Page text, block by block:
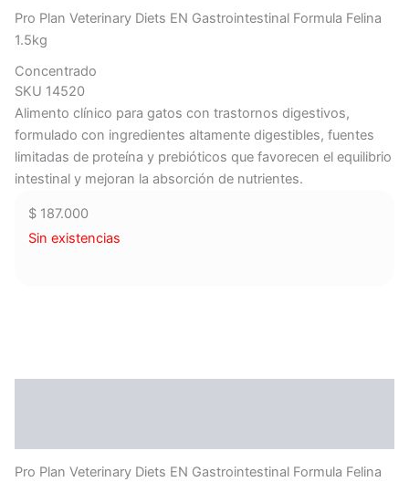
Pro Plan Veterinary Diets EN Gastrointestinal Formula Felina
1.5kg
Concentrado
SKU 14520
Alimento clínico para gatos con trastornos digestivos,
formulado con ingredientes altamente digestibles, fuentes
limitadas de proteína y prebióticos que favorecen el equilibrio
intestinal y mejoran la absorción de nutrientes.
$187.000
Sin existencias
Pro Plan Veterinary Diets EN Gastrointestinal Formula Felina